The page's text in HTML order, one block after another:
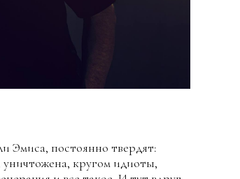
Эмиса, постоянно твердят:
уничтожена, кругом идиоты,